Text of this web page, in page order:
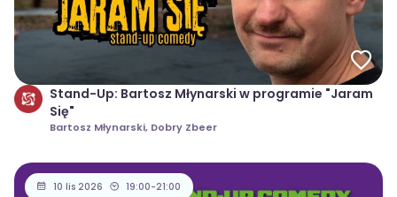
Stand-Up: Bartosz Młynarski w programie "Jaram
Się"
Bartosz Młynarski, Dobry Zbeer
10 lis 2026 19:00-21:00